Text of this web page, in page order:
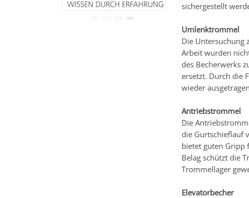
sichergestellt
Umlenktrommel
Die Untersuchung
Arbeit wurden
des Becherwerks
ersetzt. Durch die
wieder
Antriebstrommel
Die
die Gurtschieflauf
bietet guten Gripp
Belag schützt die
Trommellager
Elevatorbecher